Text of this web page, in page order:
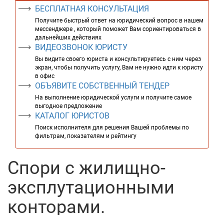
БЕСПЛАТНАЯ КОНСУЛЬТАЦИЯ
Получите быстрый ответ на юридический вопрос в нашем
мессенджере , который поможет Вам сориентироваться в
дальнейших действиях
ВИДЕОЗВОНОК ЮРИСТУ
Вы видите своего юриста и консультируетесь с ним через
экран, чтобы получить услугу, Вам не нужно идти к юристу
в офис
ОБЪЯВИТЕ СОБСТВЕННЫЙ ТЕНДЕР
На выполнение юридической услуги и получите самое
выгодное предложение
КАТАЛОГ ЮРИСТОВ
Поиск исполнителя для решения Вашей проблемы по
фильтрам, показателям и рейтингу
Спори с жилищно-
эксплутационными
конторами.